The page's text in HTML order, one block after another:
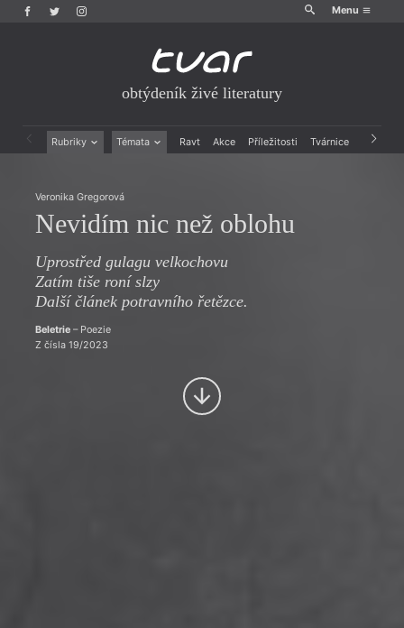
Menu
obtýdeník živé literatury
Rubriky Témata Ravt Akce Příležitosti Tvárnice Archiv
Esejistika
Recenze a reflexe
Rozhovory
Mauzoleum
Divadlo
Dokument
Výroční ceny
Veronika Gregorová
Nevidím nic než oblohu
Uprostřed gulagu velkochovu
Zatím tiše roní slzy
Další článek potravního řetězce.
Beletrie– Poezie
Z čísla 19/2023